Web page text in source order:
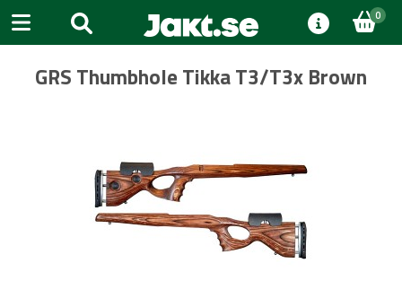
0
GRS Thumbhole Tikka T3/T3x Brown